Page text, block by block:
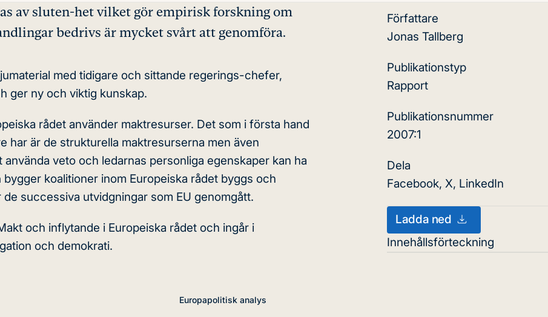
av sluten-het vilket gör empirisk forskning om
bedrivs är mycket svårt att genomföra.
med tidigare och sittande regerings-chefer,
ger ny och viktig kunskap.
rådet använder maktresurser. Det som i första hand
har är de strukturella maktresurserna men även
veto och ledarnas personliga egenskaper kan ha
koalitioner inom Europeiska rådet byggs och
successiva utvidgningar som EU genomgått.
och inflytande i Europeiska rådet och ingår i
och demokrati.
Författare
Jonas Tallberg
Publikationstyp
Rapport
Publikationsnummer
2007:1
Dela
Facebook, X, LinkedIn
Ladda ned
Innehållsförteckning
Europapolitisk analys